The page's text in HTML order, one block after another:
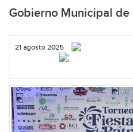
Gobierno Municipal
21 agosto 2025